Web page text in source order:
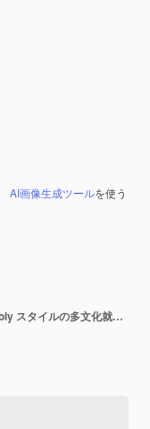
AI画像生成ツールを使う
インクルーシブな職場採用シーン LowPoly スタイルの多文化就職面接